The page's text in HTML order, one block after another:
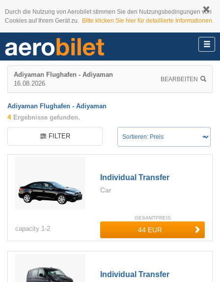
Durch die Nutzung von Aerobilet stimmen Sie den Nutzungsbedingungen von
Cookies auf Ihrem Gerät zu. Bitte klicken Sie hier für detaillierte Informationen.
Adiyaman Flughafen - Adiyaman
16.08.2026
BEARBEITEN
Adiyaman Flughafen - Adiyaman
4 Ergebnisse gefunden.
FILTER
Individual Transfer
Car
capacity 1-2
GESAMTPREIS
Individual Transfer